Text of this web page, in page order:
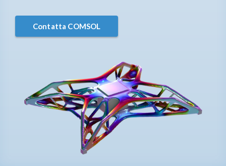
Contatta COMSOL